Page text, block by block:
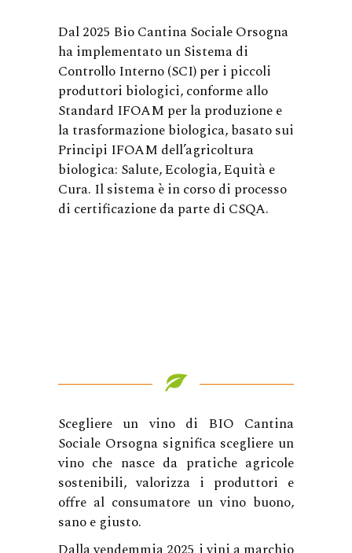
Dal 2025 Bio Cantina Sociale Orsogna
ha implementato un Sistema di
Controllo Interno (SCI) per i piccoli
produttori biologici, conforme allo
Standard IFOAM per la produzione e
la trasformazione biologica, basato sui
Principi IFOAM dell’agricoltura
biologica: Salute, Ecologia, Equità e
Cura. Il sistema è in corso di processo
di certificazione da parte di CSQA.
Scegliere un vino di BIO Cantina
Sociale Orsogna significa scegliere un
vino che nasce da pratiche agricole
sostenibili, valorizza i produttori e
offre al consumatore un vino buono,
sano e giusto.